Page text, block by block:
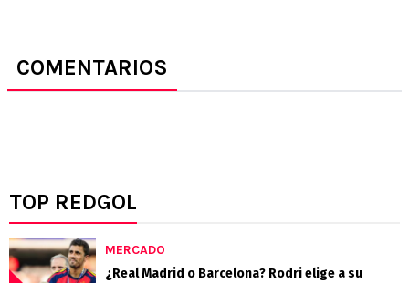
COMENTARIOS
TOP REDGOL
MERCADO
¿Real Madrid o Barcelona? Rodri elige a su